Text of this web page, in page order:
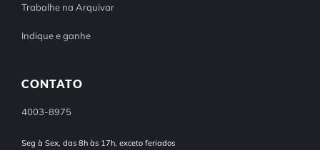
Trabalhe na Arquivar
Indique e ganhe
CONTATO
4003-8975
Seg à Sex, das 8h às 17h, exceto feriados